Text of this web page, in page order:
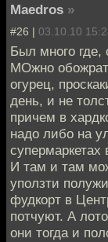
Maedros »
#26 | 03.10.10
Был много где,
МОжно
огурец,
день, и не
причем в
надо либо на
супермаркетах
И там и там
уползти
фудкорт в
потчуют. А
они тогда и